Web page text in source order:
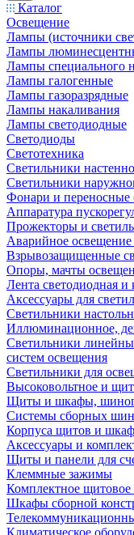
Каталог
Освещение
Лампы (источники
Лампы
Лампы специального
Лампы галогенные
Лампы газоразрядные
Лампы накаливания
Лампы светодиодные
Светодиоды
Светотехника
Светильники
Светильники
Фонари и переносные
Аппаратура
Прожекторы и
Аварийное освещение
Взрывозащищенные
Опоры, мачты
Лента светодиодная
Аксессуары для
Светильники
Иллюминационное,
Светильники
систем освещения
Светильники для
Высоковольтное и
Щиты и шкафы,
Системы сборных шин
Корпуса щитов и
Аксессуары и
Щиты и панели для
Клеммные зажимы
Комплектное щитовое
Шкафы сборной
Климатическое